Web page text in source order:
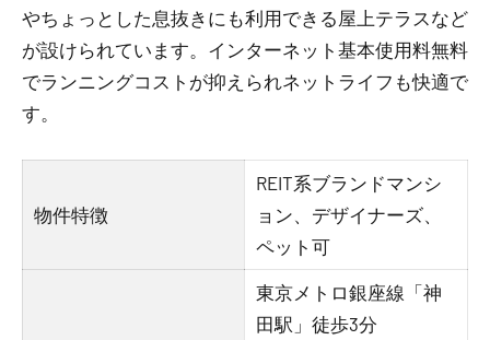
やちょっとした息抜きにも利用できる屋上テラスなど
が設けられています。インターネット基本使用料無料
でランニングコストが抑えられネットライフも快適で
す。
物件特徴
REIT系ブランドマンシ
ョン、デザイナーズ、
ペット可
東京メトロ銀座線「神
田駅」徒歩3分